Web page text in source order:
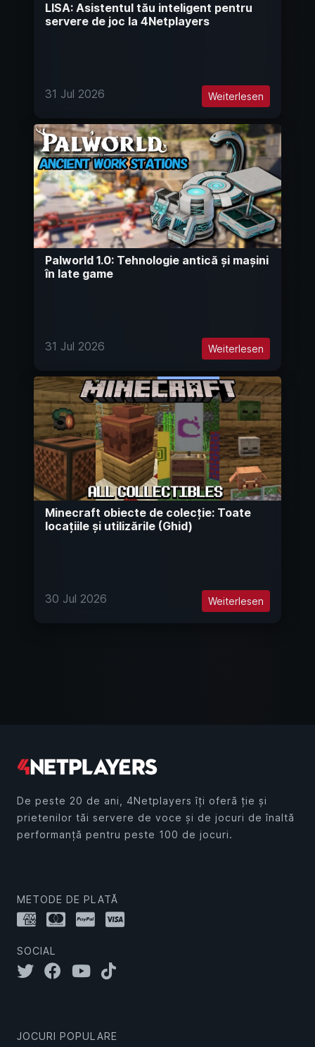
LISA: Asistentul tău inteligent pentru
servere de joc la 4Netplayers
31 Jul 2026 Weiterlesen
Palworld 1.0: Tehnologie antică și mașini
în late game
31 Jul 2026 Weiterlesen
Minecraft obiecte de colecție: Toate
locațiile și utilizările (Ghid)
30 Jul 2026 Weiterlesen
De peste 20 de ani, 4Netplayers îți oferă ție și
prietenilor tăi servere de voce și de jocuri de înaltă
performanță pentru peste 100 de jocuri.
METODE DE PLATĂ
SOCIAL
JOCURI POPULARE